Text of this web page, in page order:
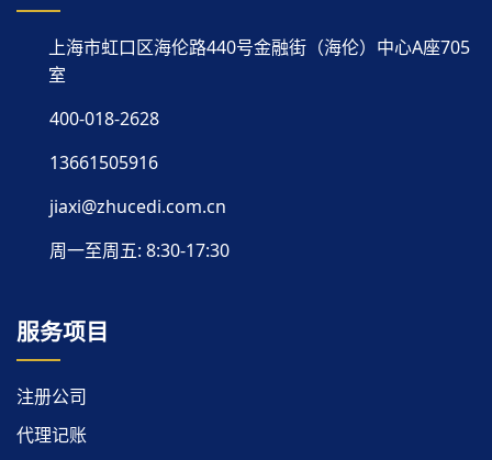
上海市虹口区海伦路440号金融街（海伦）中心A座705
室
400-018-2628
13661505916
jiaxi@zhucedi.com.cn
周一至周五: 8:30-17:30
服务项目
注册公司
代理记账